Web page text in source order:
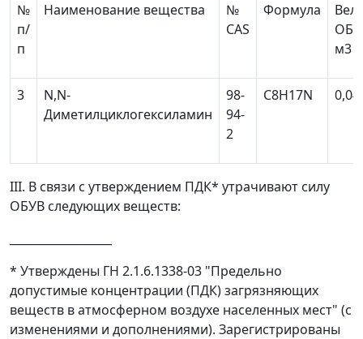
№
п/
п
Наименование вещества
№
CAS
Формула
м3
3
N,N-
Диметилциклогексиламин
98-
94-
2
C8H17N 0,04
III. В связи с утверждением ПДК* утрачивают силу
ОБУВ следующих веществ:
* Утверждены ГН 2.1.6.1338-03 "Предельно
допустимые концентрации (ПДК) загрязняющих
веществ в атмосферном воздухе населенных мест" (с
изменениями и дополнениями). Зарегистрированы